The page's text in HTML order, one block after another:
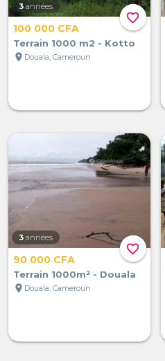
favorite_border
3 années
100 000 CFA
Terrain 1000 m2 - Kotto
location_on Douala, Cameroun
favorite_border
3 années
90 000 CFA
Terrain 1000m² - Douala
location_on Douala, Cameroun